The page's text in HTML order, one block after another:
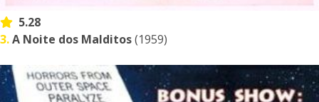
5.28
3.A Noite dos Malditos(1959)